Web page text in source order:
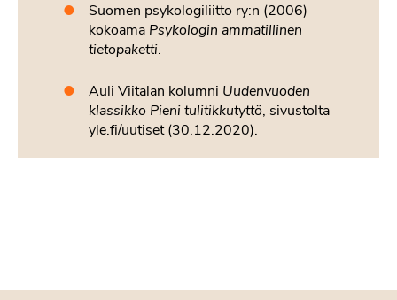
Suomen psykologiliitto ry:n (2006)
kokoama Psykologin ammatillinen
tietopaketti.
Auli Viitalan kolumni Uudenvuoden
klassikko Pieni tulitikkutyttö, sivustolta
yle.fi/uutiset (30.12.2020).